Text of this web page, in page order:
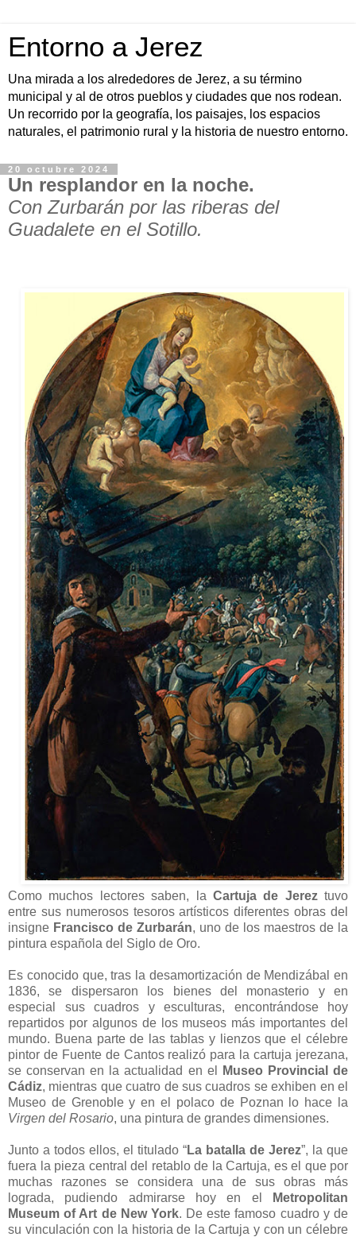
Entorno a Jerez
Una mirada a los alrededores de Jerez, a su término
municipal y al de otros pueblos y ciudades que nos rodean.
Un recorrido por la geografía, los paisajes, los espacios
naturales, el patrimonio rural y la historia de nuestro entorno.
20 octubre 2024
Un resplandor en la noche.
Con Zurbarán por las riberas del
Guadalete en el Sotillo.
Como muchos lectores saben, la Cartuja de Jereztuvo
entre sus numerosos tesoros artísticos diferentes obras del
insigne Francisco de Zurbarán, uno de los maestros de la
pintura española del Siglo de Oro.
Es conocido que, tras la desamortización de Mendizábal en
1836, se dispersaron los bienes del monasterio y en
especial sus cuadros y esculturas, encontrándose hoy
repartidos por algunos de los museos más importantes del
mundo. Buena parte de las tablas y lienzos que el célebre
pintor de Fuente de Cantos realizó para la cartuja jerezana,
se conservan en la actualidad en el
Museo Provincial de
Cádiz, mientras que cuatro de sus cuadros se exhiben en el
Museo de Grenoble y en el polaco de Poznan lo hace la
Virgen del Rosario, una pintura de grandes dimensiones.
Junto a todos ellos, el titulado “La batalla de Jerez”, la que
fuera la pieza central del retablo de la Cartuja, es el que por
muchas razones se considera una de sus obras más
lograda, pudiendo admirarse hoy en el
Metropolitan
Museum of Art de New York. De este famoso cuadro y de
su vinculación con la historia de la Cartuja y con un célebre